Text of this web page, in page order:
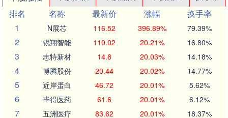
排名
名称 最新价 涨幅
换手率
1
N展芯 116.52 396.89% 79.39%
2 锐翔智能 110.02 20.21% 16.80%
3 志特新材 14.8 20.03% 14.18%
4 博腾股份 20.44 20.02% 14.77%
5 近岸蛋白 46.72 20.01% 5.62%
6 毕得医药 61.6 20.01% 6.12%
7 五洲医疗 83.62 20.01% 18.37%